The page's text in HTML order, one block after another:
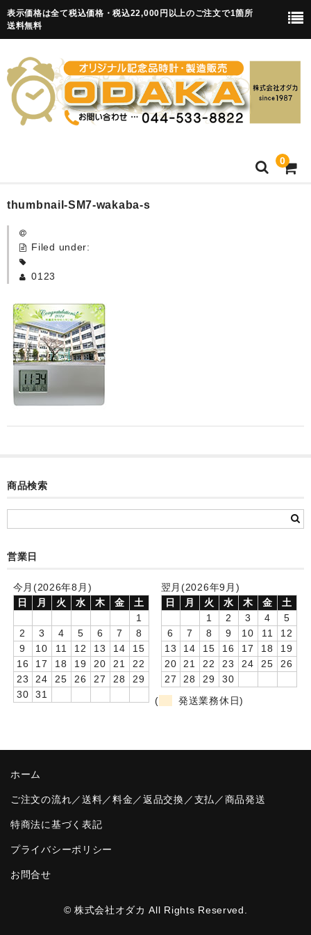
表示価格は全て税込価格・税込22,000円以上のご注文で1箇所
送料無料
0
HOME
卒園記念品
カード付フォトフレームクロック(集合)
目覚まし時計(集合＋個別)
メロディ時計(集合)
知育時計
制服メモリー
お絵かきギャラリー
卒園DVDアルバム
園や先生への贈り物
卒業記念品
ポケットウォッチ
目覚まし時計(集合)
温湿度計付目覚まし時計
制服メモリー
thumbnail-SM7-wakaba-s
Filed under:
0123
商品検索
営業日
今月(2026年8月)
日
月 火 水 木 金
土
1
2
3 4 5 6 7
8
9
10 11 12 13 14
15
16
17 18 19 20 21
22
23
24 25 26 27 28
29
30
31
翌月(2026年9月)
日
月 火 水 木 金
土
1
2 3 4
5
6
7 8 9 10 11
12
13
14 15 16 17 18
19
20
21 22 23 24 25
26
27
28 29
30
(
発送業務休日)
ホーム
ご注文の流れ／送料／料金／返品交換／支払／商品発送
特商法に基づく表記
プライバシーポリシー
お問合せ
© 株式会社オダカ All Rights Reserved.